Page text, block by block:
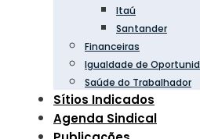
Itaú
Santander
Financeiras
Igualdade de
Saúde do Trabalhador
Sítios Indicados
Agenda Sindical